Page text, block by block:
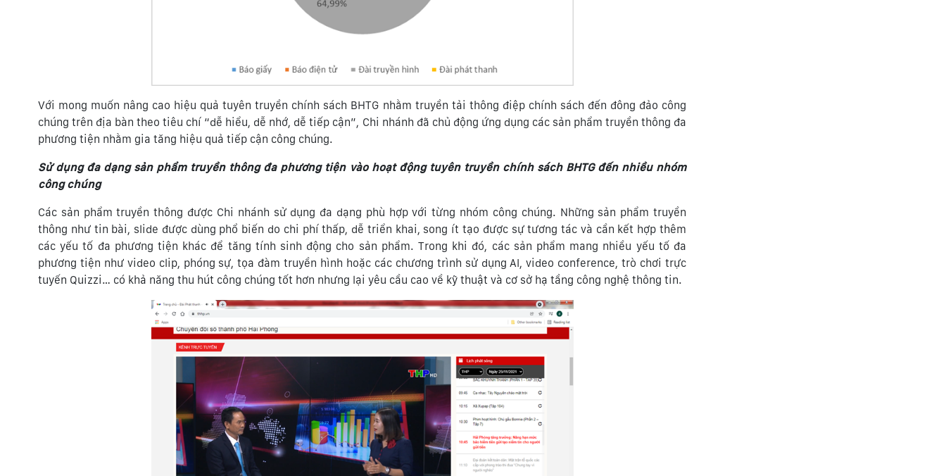
Với mong muốn nâng cao hiệu quả tuyên truyền chính sách BHTG nhằm truyền tải thông điệp chính sách đến đông đảo công
chúng trên địa bàn theo tiêu chí “dễ hiểu, dễ nhớ, dễ tiếp cận”, Chi nhánh đã chủ động ứng dụng các sản phẩm truyền thông đa
phương tiện nhằm gia tăng hiệu quả tiếp cận công chúng.
Sử dụng đa dạng sản phẩm truyền thông đa phương tiện vào hoạt động tuyên truyền chính sách BHTG đến nhiều nhóm
công chúng
Các sản phẩm truyền thông được Chi nhánh sử dụng đa dạng phù hợp với từng nhóm công chúng. Những sản phẩm truyền
thông như tin bài, slide được dùng phổ biến do chi phí thấp, dễ triển khai, song ít tạo được sự tương tác và cần kết hợp thêm
các yếu tố đa phương tiện khác để tăng tính sinh động cho sản phẩm. Trong khi đó, các sản phẩm mang nhiều yếu tố đa
phương tiện như video clip, phóng sự, tọa đàm truyền hình hoặc các chương trình sử dụng AI, video conference, trò chơi trực
tuyến Quizzi… có khả năng thu hút công chúng tốt hơn nhưng lại yêu cầu cao về kỹ thuật và cơ sở hạ tầng công nghệ thông tin.